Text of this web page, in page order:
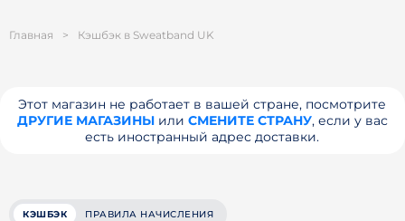
Главная > Кэшбэк в Sweatband UK
Этот магазин не работает в вашей стране, посмотрите
ДРУГИЕ МАГАЗИНЫили СМЕНИТЕ СТРАНУ, если у вас
есть иностранный адрес доставки.
КЭШБЭК ПРАВИЛА НАЧИСЛЕНИЯ